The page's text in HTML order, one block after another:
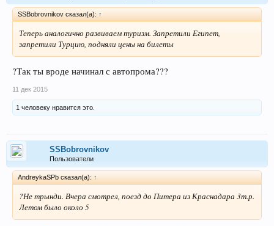
SSBobrovnikov сказал(а): ↑
Теперь аналогично развиваем туризм. Запретили Египет,
запретили Турцию, подняли цены на билеты
?Так ты вроде начинал с автопрома???
11 дек 2015
1 человеку нравится это.
SSBobrovnikov
Пользователи
AndreykaSPb сказал(а): ↑
?Не трынди. Вчера смотрел, поезд до Питера из Краснадара 3т.р.
Летом было около 5